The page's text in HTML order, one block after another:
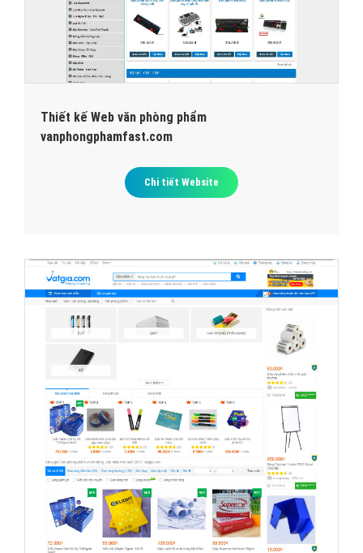
Thiết kế Web văn phòng phẩm
vanphongphamfast.com
Chi tiết Website